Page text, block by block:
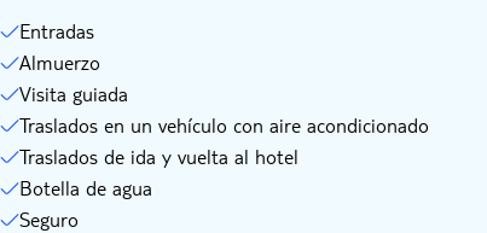
Entradas
Almuerzo
Visita guiada
Traslados en un vehículo con aire acondicionado
Traslados de ida y vuelta al hotel
Botella de agua
Seguro